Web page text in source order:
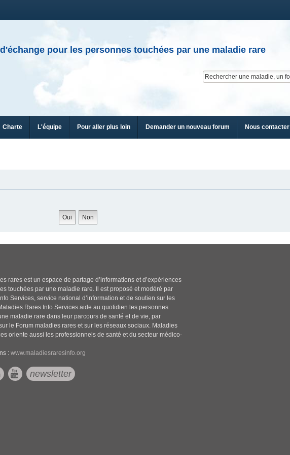
pour les personnes touchées par une maladie rare
Charte L'équipe Pour aller plus loin Demander un nouveau forum Nous contacter
rares est un espace de partage d’informations et d’expériences
touchées par une maladie rare. Il est proposé et modéré par
Services, service national d’information et de soutien sur les
Rares Info Services aide au quotidien les personnes
maladie rare dans leur parcours de santé et de vie, par
le Forum maladies rares et sur les réseaux sociaux. Maladies
oriente aussi les professionnels de santé et du secteur médico-
:www.maladiesraresinfo.org
newsletter